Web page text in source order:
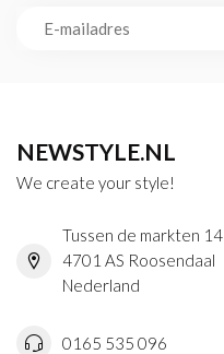
NEWSTYLE.NL
We create your style!
Tussen de markten 14
4701 AS Roosendaal
Nederland
0165 535 096